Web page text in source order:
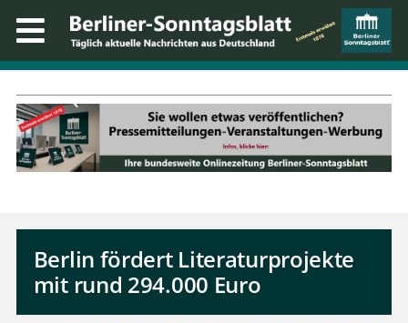
Berlin fördert Literaturprojekte
mit rund 294.000 Euro